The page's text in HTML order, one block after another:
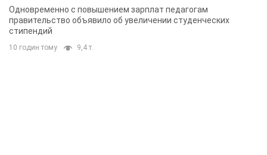
Одновременно с повышением зарплат педагогам
правительство объявило об увеличении студенческих
стипендий
10 годин тому 9,4 т.